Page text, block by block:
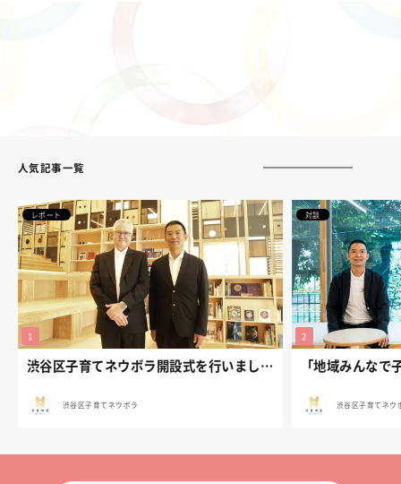
人気記事一覧
レポート
渋谷区子育てネウボラ開設式を行いました。
渋谷区子育てネウボラ
対談
渋谷区子育てネウ